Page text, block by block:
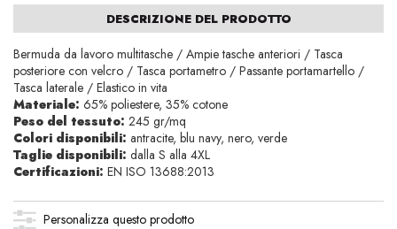
DESCRIZIONE DEL PRODOTTO
Bermuda da lavoro multitasche / Ampie tasche anteriori / Tasca
posteriore con velcro / Tasca portametro / Passante portamartello /
Tasca laterale / Elastico in vita
Materiale: 65% poliestere, 35% cotone
Peso del tessuto: 245 gr/mq
Colori disponibili: antracite, blu navy, nero, verde
Taglie disponibili: dalla S alla 4XL
Certificazioni: EN ISO 13688:2013
Personalizza questo prodotto